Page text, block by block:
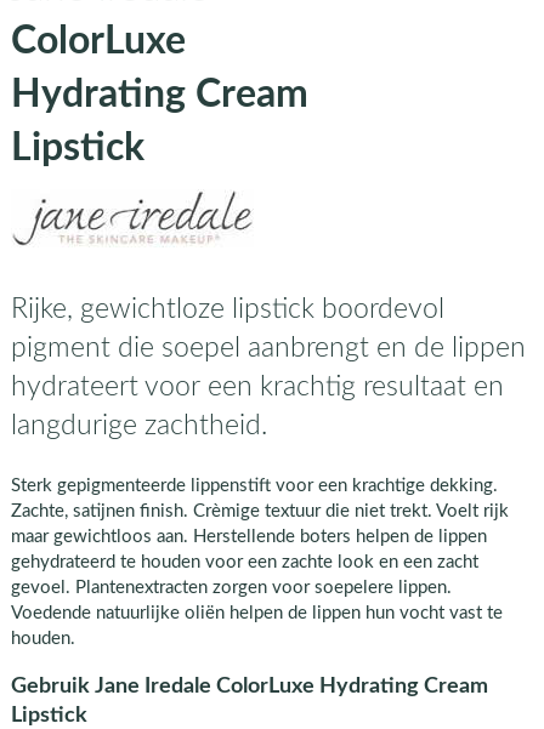
ColorLuxe
Hydrating Cream
Lipstick
Rijke, gewichtloze lipstick boordevol
pigment die soepel aanbrengt en de lippen
hydrateert voor een krachtig resultaat en
langdurige zachtheid.
Sterk gepigmenteerde lippenstift voor een krachtige dekking.
Zachte, satijnen finish. Crèmige textuur die niet trekt. Voelt rijk
maar gewichtloos aan. Herstellende boters helpen de lippen
gehydrateerd te houden voor een zachte look en een zacht
gevoel. Plantenextracten zorgen voor soepelere lippen.
Voedende natuurlijke oliën helpen de lippen hun vocht vast te
houden.
Gebruik Jane Iredale ColorLuxe Hydrating Cream
Lipstick